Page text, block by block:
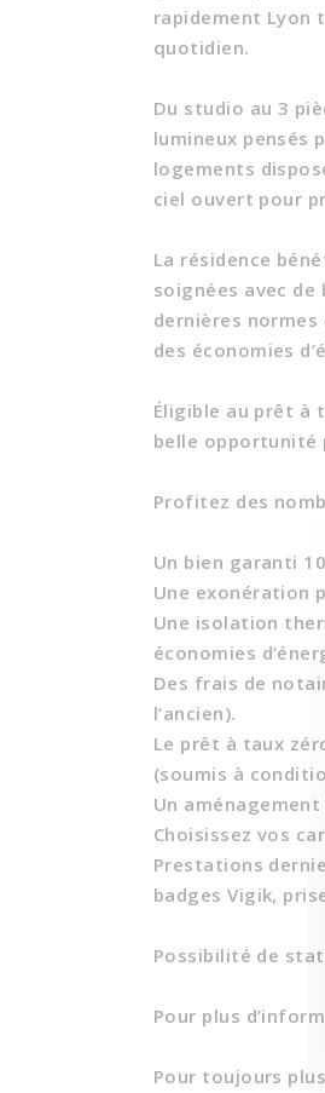
rapidement Lyon
quotidien.
Du studio au 3
lumineux pensés
logements
ciel ouvert pour
La résidence
soignées avec
dernières
des économies
Éligible au prêt à
belle opportunité
Profitez des
Un bien garanti
Une exonération
Une isolation
économies
Des frais de
l’ancien).
Le prêt à taux
(soumis à
Un
Choisissez vos
Prestations
badges Vigik,
Possibilité de
Pour plus
Pour toujours